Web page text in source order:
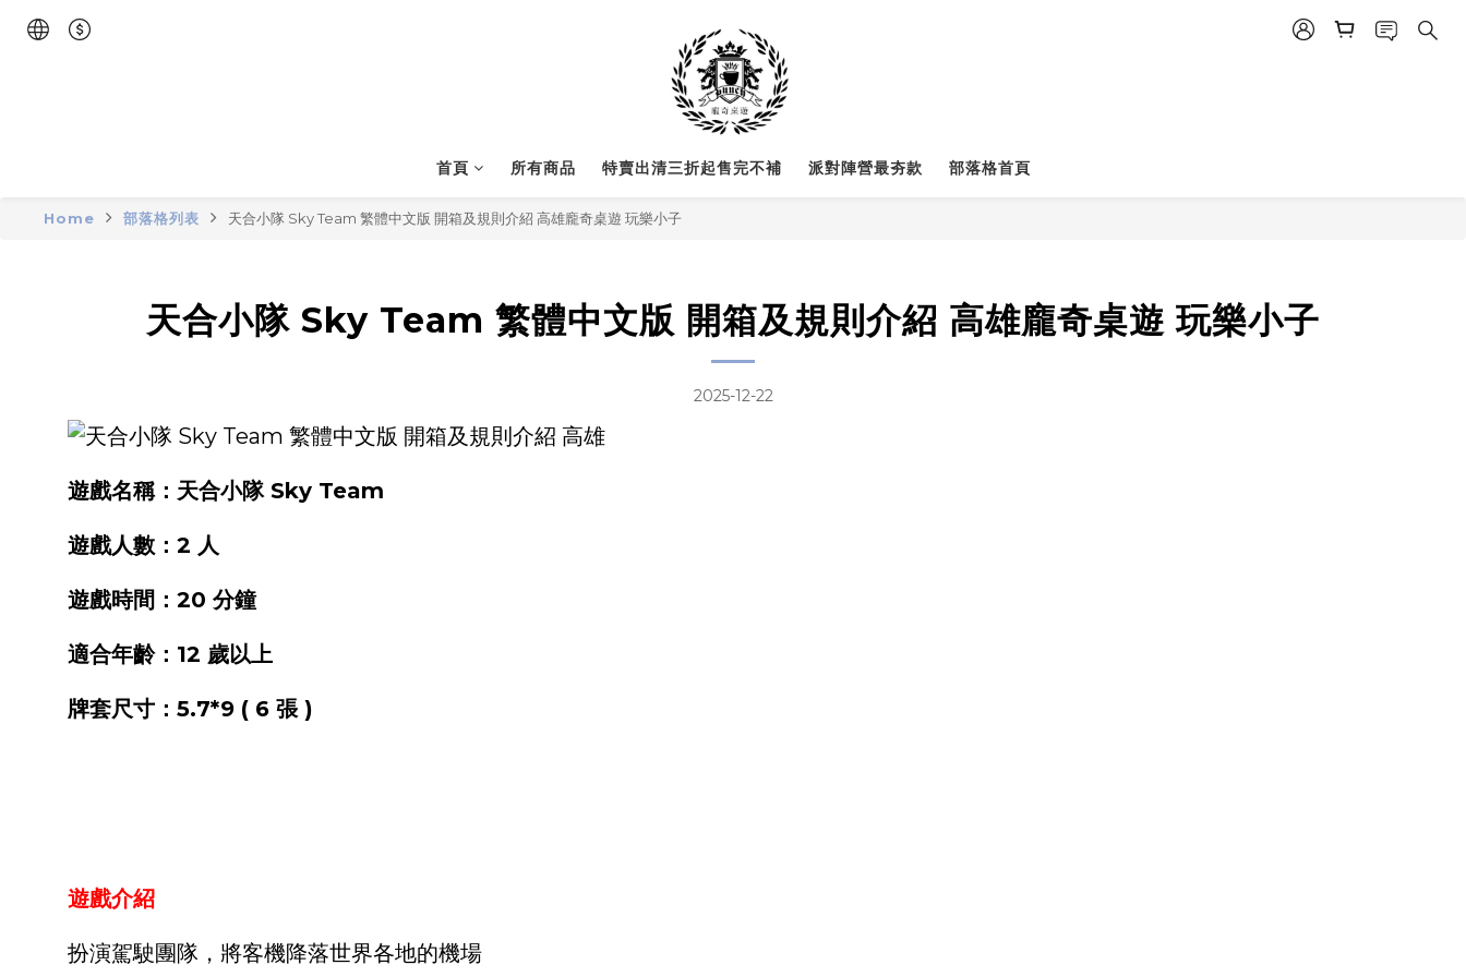
首頁 所有商品 特賣出清三折起售完不補 派對陣營最夯款 部落格首頁
Home 部落格列表 天合小隊 Sky Team 繁體中文版 開箱及規則介紹 高雄龐奇桌遊 玩樂小子
天合小隊 Sky Team 繁體中文版 開箱及規則介紹 高雄龐奇桌遊 玩樂小子
2025-12-22
遊戲名稱：天合小隊 Sky Team
遊戲人數：2 人
遊戲時間：20 分鐘
適合年齡：12 歲以上
牌套尺寸：5.7*9 ( 6 張 )
遊戲介紹
扮演駕駛團隊，將客機降落世界各地的機場